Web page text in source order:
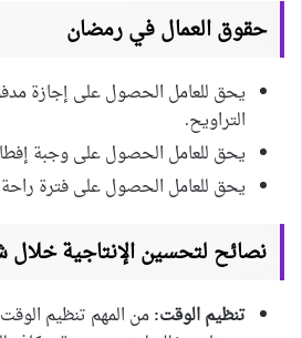
حقوق العمال في رمضان
يحق للعامل الحصول على إجازة
التراويح.
يحق للعامل الحصول على وجبة
يحق للعامل الحصول على فترة راحة
نصائح لتحسين الإنتاجية
تنظيم الوقت:من المهم تنظيم